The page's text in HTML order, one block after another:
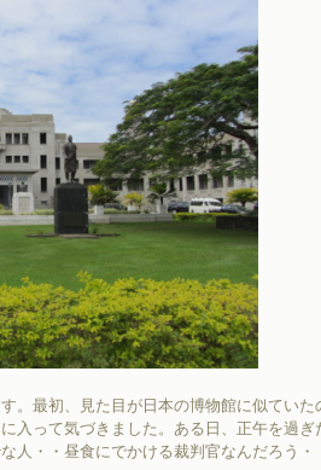
。最初、見た目が日本の博物館に似ていた
入って気づきました。ある日、正午を過ぎ
人・・昼食にでかける裁判官なんだろう・